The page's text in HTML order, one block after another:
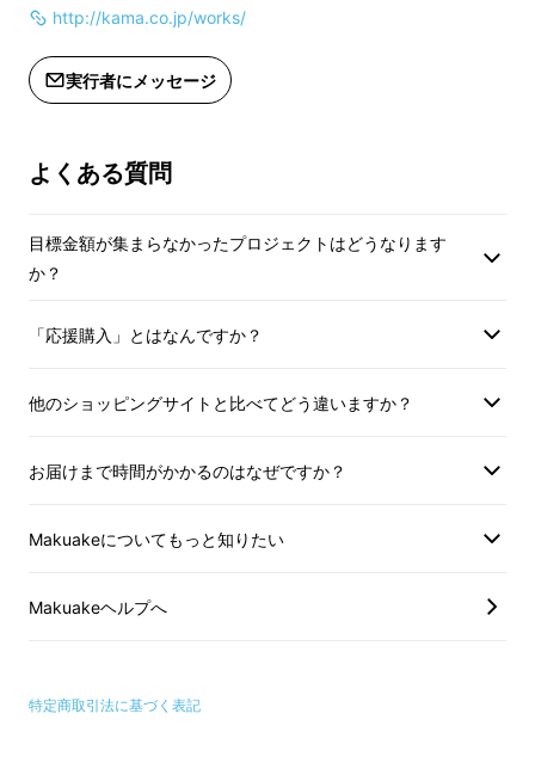
一分五厘(79.2㎝)
ほろ酔い気分で担ぎ悠々と黒田家へと持ち帰る
がれている「黒田武士」の姿ではなかろうか。
す。。市全体の72%が山林と耕作地で遠賀川源
時代の昔から現在に至るまで、長い歴史があ
代には豊臣秀吉が訪れ、黒田家の武士たちがお
http://kama.co.jp/works/
実行者にメッセージ
よくある質問
目標金額が集まらなかったプロジェクトはどうなります
か？
「応援購入」とはなんですか？
他のショッピングサイトと比べてどう違いますか？
お届けまで時間がかかるのはなぜですか？
Makuakeについてもっと知りたい
Makuakeヘルプへ
特定商取引法に基づく表記